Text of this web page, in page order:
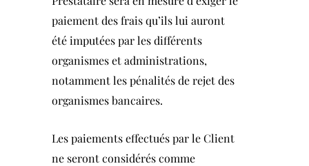
paiement des frais qu’ils lui auront
été imputées par les différents
organismes et administrations,
notamment les pénalités de rejet des
organismes bancaires.
Les paiements effectués par le Client
ne seront considérés comme